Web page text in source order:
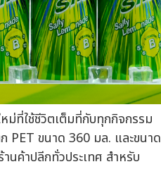
ที่ใช้ชีวิตเต็มที่กับทุกกิจกรรม
PET ขนาด 360 มล. และขนาด
ค้าปลีกทั่วประเทศ สำหรับ